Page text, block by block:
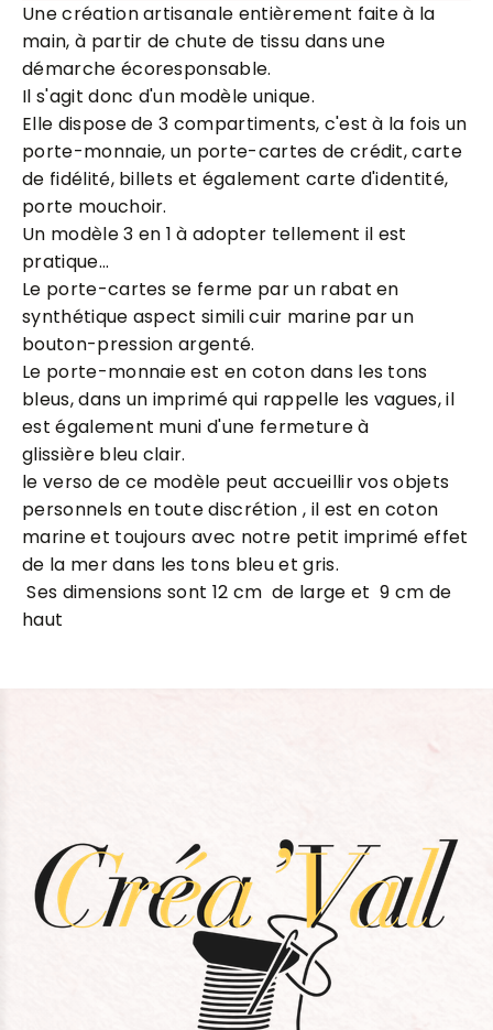
Une création artisanale entièrement faite à la
main, à partir de chute de tissu dans une
démarche écoresponsable.
Il s'agit donc d'un modèle unique.
Elle dispose de 3 compartiments, c'est à la fois un
porte-monnaie, un porte-cartes de crédit, carte
de fidélité, billets et également carte d'identité,
porte mouchoir.
Un modèle 3 en 1 à adopter tellement il est
pratique...
Le porte-cartes se ferme par un rabat en
synthétique aspect simili cuir marine par un
bouton-pression argenté.
Le porte-monnaie est en coton dans les tons
bleus, dans un imprimé qui rappelle les vagues, il
est également muni d'une fermeture à
glissière bleu clair.
le verso de ce modèle peut accueillir vos objets
personnels en toute discrétion , il est en coton
marine et toujours avec notre petit imprimé effet
de la mer dans les tons bleu et gris.
Ses dimensions sont 12 cm de large et 9 cm de
haut